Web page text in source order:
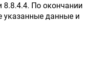
8.8.4.4. По окончании
указанные данные и